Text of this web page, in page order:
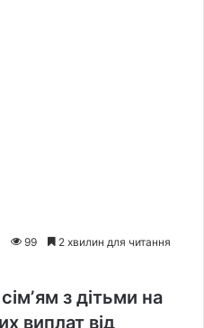
99 2 хвилин для читання
з дітьми на
виплат від